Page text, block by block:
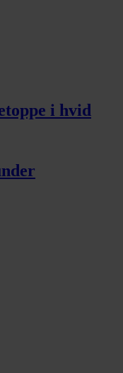
i hvid